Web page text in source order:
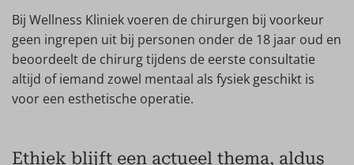
Bij Wellness Kliniek voeren de chirurgen bij voorkeur
geen ingrepen uit bij personen onder de 18 jaar oud en
beoordeelt de chirurg tijdens de eerste consultatie
altijd of iemand zowel mentaal als fysiek geschikt is
voor een esthetische operatie.
Ethiek blijft een actueel thema, aldus